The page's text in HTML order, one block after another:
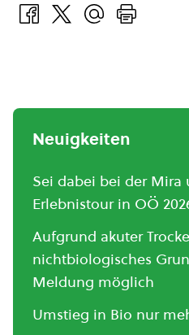
Neuigkeiten
Sei dabei bei der Mira
Erlebnistour in OÖ
Aufgrund akuter
nichtbiologisches
Meldung möglich
Umstieg in Bio nur